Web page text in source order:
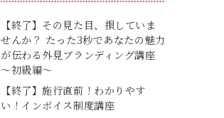
【終了】その見た目、損していま
せんか？ たった3秒であなたの魅力
が伝わる外見ブランディング講座
～初級編～
【終了】施行直前！わかりやす
い！インボイス制度講座